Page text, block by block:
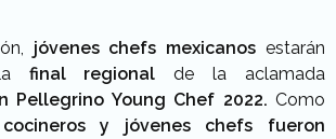
jóvenes chefs mexicanos estarán
final regional de la aclamada
Pellegrino Young Chef 2022. Como
cocineros y jóvenes chefs fueron